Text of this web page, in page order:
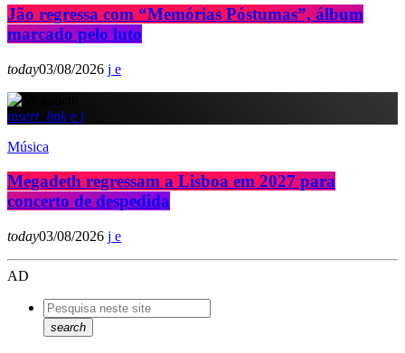
Jão regressa com “Memórias Póstumas”, álbum
marcado pelo luto
today03/08/2026
insert_link
Música
Megadeth regressam a Lisboa em 2027 para
concerto de despedida
today03/08/2026
AD
search